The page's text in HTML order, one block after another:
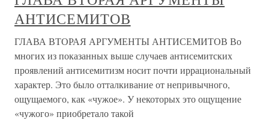
АНТИСЕМИТОВ
ГЛАВА ВТОРАЯ АРГУМЕНТЫ АНТИСЕМИТОВ Во
многих из показанных выше случаев антисемитских
проявлений антисемитизм носит почти иррациональный
характер. Это было отталкивание от непривычного,
ощущаемого, как «чужое». У некоторых это ощущение
«чужого» приобретало такой